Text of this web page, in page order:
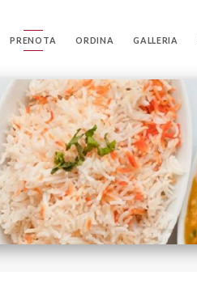
PRENOTA ORDINA GALLERIA